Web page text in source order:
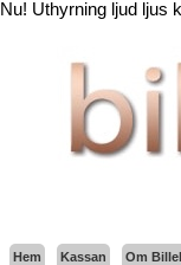
Nu! Uthyrning ljud ljus
Hem Kassan Om